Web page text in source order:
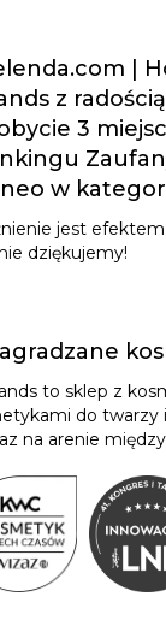
|
z
3
w
jest
dziękujemy!
to sklep z
do twarzy i
na arenie